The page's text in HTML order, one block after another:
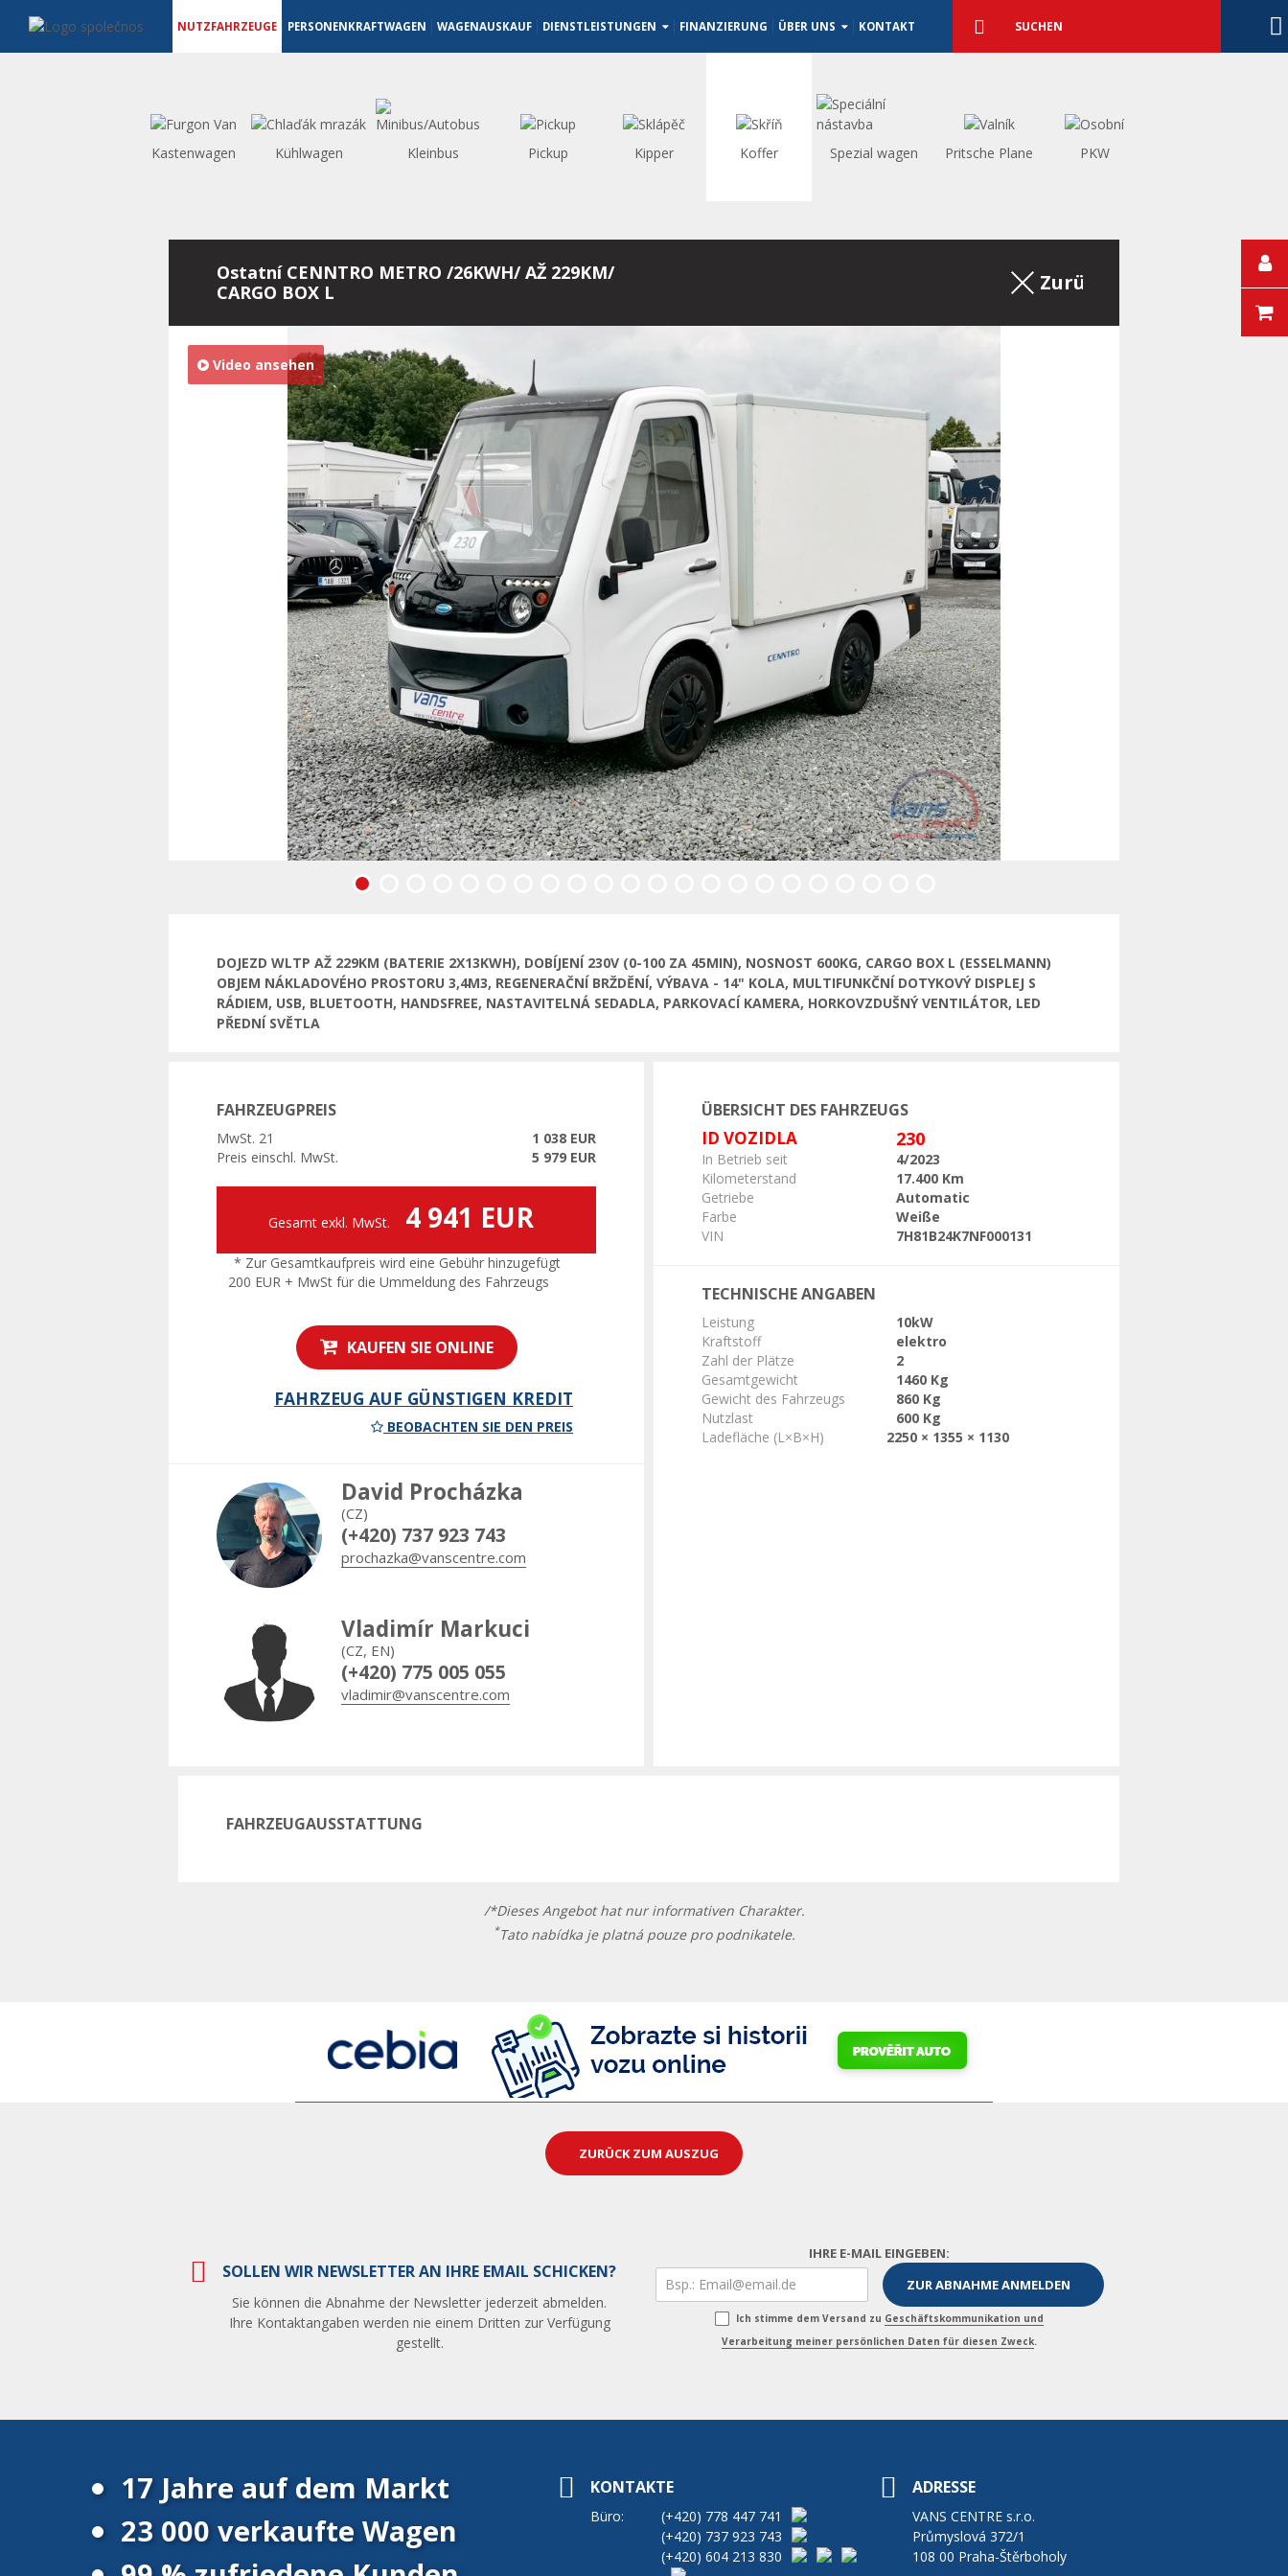
NUTZFAHRZEUGE PERSONENKRAFTWAGEN WAGENAUSKAUF DIENSTLEISTUNGEN FINANZIERUNG ÜBER UNS KONTAKT Suche Suchen
Kastenwagen Kühlwagen Kleinbus Pickup Kipper Koffer Spezial wagen Pritsche Plane PKW
Ostatní CENNTRO METRO /26KWH/ AŽ 229KM/
CARGO BOX L
Zurück zum Auszug
Vorherige
Video ansehen
DOJEZD WLTP AŽ 229KM (BATERIE 2X13KWH), DOBÍJENÍ 230V (0-100 ZA 45MIN), NOSNOST 600KG, CARGO BOX L (ESSELMANN)
OBJEM NÁKLADOVÉHO PROSTORU 3,4M3, REGENERAČNÍ BRŽDĚNÍ, VÝBAVA - 14" KOLA, MULTIFUNKČNÍ DOTYKOVÝ DISPLEJ S
RÁDIEM, USB, BLUETOOTH, HANDSFREE, NASTAVITELNÁ SEDADLA, PARKOVACÍ KAMERA, HORKOVZDUŠNÝ VENTILÁTOR, LED
PŘEDNÍ SVĚTLA
FAHRZEUGPREIS
MwSt. 21
1 038 EUR
Preis einschl. MwSt.
5 979 EUR
Gesamt exkl. MwSt. 4 941 EUR
* Zur Gesamtkaufpreis wird eine Gebühr hinzugefügt
200 EUR + MwSt für die Ummeldung des Fahrzeugs
KAUFEN SIE ONLINE
FAHRZEUG AUF GÜNSTIGEN KREDIT
BEOBACHTEN SIE DEN PREIS
David Procházka
(CZ)
(+420) 737 923 743
prochazka@vanscentre.com
Vladimír Markuci
(CZ, EN)
(+420) 775 005 055
vladimir@vanscentre.com
ÜBERSICHT DES FAHRZEUGS
ID VOZIDLA 230
In Betrieb seit
4/2023
Kilometerstand
17.400 Km
Getriebe
Automatic
Farbe
Weiße
VIN
7H81B24K7NF000131
TECHNISCHE ANGABEN
Leistung
10kW
Kraftstoff
elektro
Zahl der Plätze
2
Gesamtgewicht
1460 Kg
Gewicht des Fahrzeugs
860 Kg
Nutzlast
600 Kg
Ladefläche (L×B×H)
2250 × 1355 × 1130
FAHRZEUGAUSSTATTUNG
/*Dieses Angebot hat nur informativen Charakter.
*Tato nabídka je platná pouze pro podnikatele.
ZURÜCK ZUM AUSZUG
SOLLEN WIR NEWSLETTER AN IHRE EMAIL SCHICKEN?
Sie können die Abnahme der Newsletter jederzeit abmelden.
Ihre Kontaktangaben werden nie einem Dritten zur Verfügung
gestellt.
IHRE E-MAIL EINGEBEN:
Ich stimme dem Versand zu Geschäftskommunikation und
Verarbeitung meiner persönlichen Daten für diesen Zweck.
17 Jahre auf dem Markt
23 000 verkaufte Wagen
KONTAKTE
Büro: (+420) 778 447 741
(+420) 737 923 743
(+420) 604 213 830
ADRESSE
VANS CENTRE s.r.o.
Průmyslová 372/1
108 00 Praha-Štěrboholy